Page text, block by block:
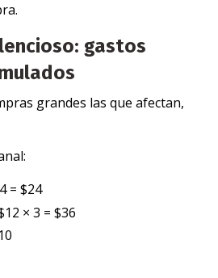
gastos
grandes las que afectan,
= $24
× 3 = $36